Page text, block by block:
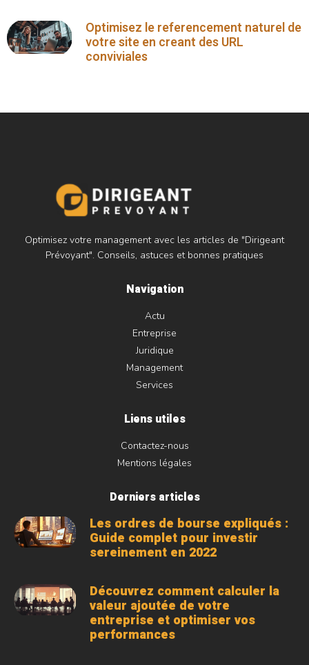
Optimisez le referencement naturel de
votre site en creant des URL
conviviales
Optimisez votre management avec les articles de "Dirigeant
Prévoyant". Conseils, astuces et bonnes pratiques
Navigation
Actu
Entreprise
Juridique
Management
Services
Liens utiles
Contactez-nous
Mentions légales
Derniers articles
Les ordres de bourse expliqués :
Guide complet pour investir
sereinement en 2022
Découvrez comment calculer la
valeur ajoutée de votre
entreprise et optimiser vos
performances